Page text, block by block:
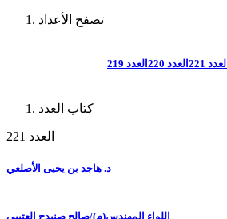
تصفح الأعداد
العدد 221 العدد 220 العدد 219
كتاب العدد
العدد 221
د. هاجد بن يحيى الأصلعي
اللواء المهندس(م)/صالح صنيدح العتيبي